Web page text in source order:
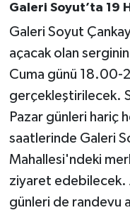
Galeri Soyut’ta 19
Galeri Soyut
açacak olan
Cuma günü 18.00-
gerçekleştirilecek.
Pazar günleri hariç
saatlerinde Galeri
Mahallesi'ndeki
ziyaret edebilecek.
günleri de randevu